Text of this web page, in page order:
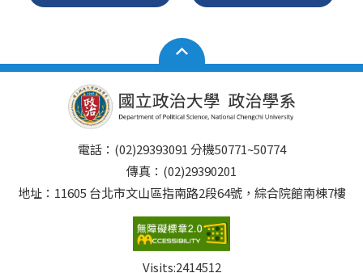
電話：(02)29393091 分機50771~50774
傳真：(02)29390201
地址：11605 台北市文山區指南路2段64號，綜合院館南棟7樓
Visits:2414512